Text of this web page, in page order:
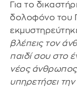
Για το
δολοφόνο του
βλέπεις τον
παιδί σου στο
νέος άνθρωπος
υπηρετήσει